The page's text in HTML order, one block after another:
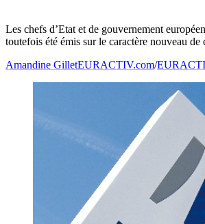
Les chefs d’Etat et de gouvernement
toutefois été émis sur le caractère nouveau
Amandine GilletEURACTIV.com/